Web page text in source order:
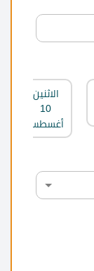
الاثنين
10
أغسطس